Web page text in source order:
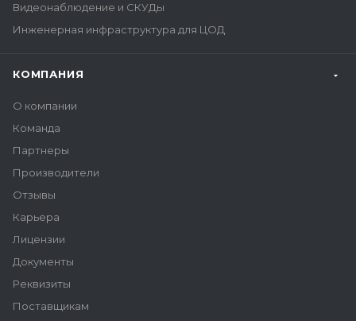
Видеонаблюдение и СКУДы
Инженерная инфраструктура для ЦОД
КОМПАНИЯ
О компании
Команда
Партнеры
Производители
Отзывы
Карьера
Лицензии
Документы
Реквизиты
Поставщикам